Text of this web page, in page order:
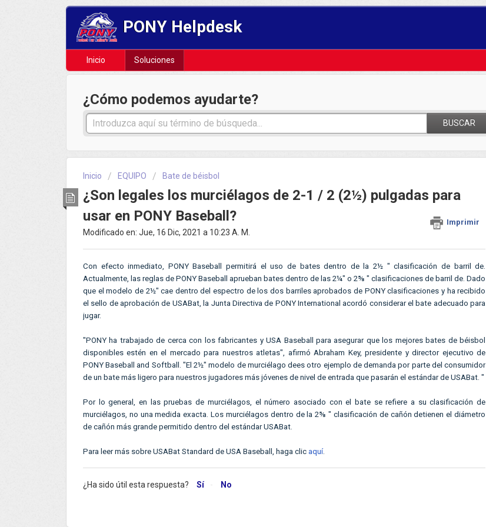
PONY Helpdesk
Inicio Soluciones
¿Cómo podemos ayudarte?
BUSCAR
Inicio EQUIPO Bate de béisbol
¿Son legales los murciélagos de 2-1 / 2 (2½) pulgadas para
usar en PONY Baseball?
Imprimir
Modificado en: Jue, 16 Dic, 2021 a 10:23 A. M.
Con efecto inmediato, PONY Baseball permitirá el uso de bates dentro de la 2½ " clasificación de barril de.
Actualmente, las reglas de PONY Baseball aprueban bates dentro de las 2¼" o 2⅝ " clasificaciones de barril de. Dado
que el modelo de 2½" cae dentro del espectro de los dos barriles aprobados de PONY clasificaciones y ha recibido
el sello de aprobación de USABat, la Junta Directiva de PONY International acordó considerar el bate adecuado para
jugar.
"PONY ha trabajado de cerca con los fabricantes y USA Baseball para asegurar que los mejores bates de béisbol
disponibles estén en el mercado para nuestros atletas", afirmó Abraham Key, presidente y director ejecutivo de
PONY Baseball and Softball. "El 2½" modelo de murciélago dees otro ejemplo de demanda por parte del consumidor
de un bate más ligero para nuestros jugadores más jóvenes de nivel de entrada que pasarán el estándar de USABat. "
Por lo general, en las pruebas de murciélagos, el número asociado con el bate se refiere a su clasificación de
murciélagos, no una medida exacta. Los murciélagos dentro de la 2⅝ " clasificación de cañón detienen el diámetro
de cañón más grande permitido dentro del estándar USABat.
Para leer más sobre USABat Standard de USA Baseball, haga clic aquí.
¿Ha sido útil esta respuesta? Sí No